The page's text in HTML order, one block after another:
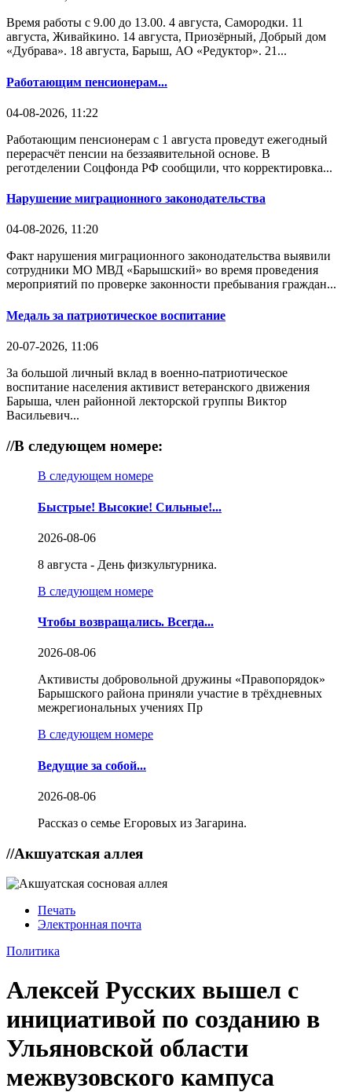
Время работы с 9.00 до 13.00. 4 августа, Самородки. 11
августа, Живайкино. 14 августа, Приозёрный, Добрый дом
«Дубрава». 18 августа, Барыш, АО «Редуктор». 21...
Работающим пенсионерам...
04-08-2026, 11:22
Работающим пенсионерам с 1 августа проведут ежегодный
перерасчёт пенсии на беззаявительной основе. В
реготделении Соцфонда РФ сообщили, что корректировка...
Нарушение миграционного законодательства
04-08-2026, 11:20
Факт нарушения миграционного законодательства выявили
сотрудники МО МВД «Барышский» во время проведения
мероприятий по проверке законности пребывания граждан...
Медаль за патриотическое воспитание
20-07-2026, 11:06
За большой личный вклад в военно-патриотическое
воспитание населения активист ветеранского движения
Барыша, член районной лекторской группы Виктор
Васильевич...
//В следующем номере:
В следующем номере
Быстрые! Высокие! Сильные!...
2026-08-06
8 августа - День физкультурника.
В следующем номере
Чтобы возвращались. Всегда...
2026-08-06
Активисты добровольной дружины «Правопорядок»
Барышского района приняли участие в трёхдневных
межрегиональных учениях Пр
В следующем номере
Ведущие за собой...
2026-08-06
Рассказ о семье Егоровых из Загарина.
//Акшуатская аллея
Печать
Электронная почта
Политика
Алексей Русских вышел с
инициативой по созданию в
Ульяновской области
межвузовского кампуса